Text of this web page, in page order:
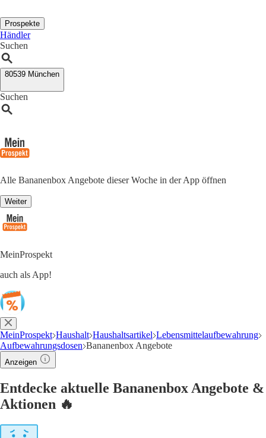
Prospekte
Händler
Suchen
80539 München
Suchen
Alle Bananenbox Angebote dieser Woche in der App öffnen
Weiter
MeinProspekt
auch als App!
MeinProspekt Haushalt Haushaltsartikel Lebensmittelaufbewahrung
Aufbewahrungsdosen Bananenbox Angebote
Anzeigen
Entdecke aktuelle Bananenbox Angebote &
Aktionen 🔥